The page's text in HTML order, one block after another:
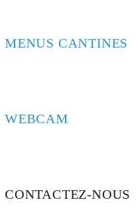
MENUS CANTINES
WEBCAM
CONTACTEZ-NOUS